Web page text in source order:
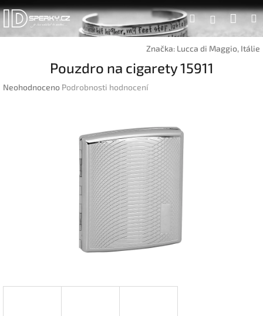
Přejít
na
obsah
Hledat
Značka: Lucca di Maggio, Itálie
Pouzdro na cigarety 15911
Průměrné
Neohodnoceno Podrobnosti hodnocení